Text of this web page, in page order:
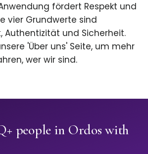
fördert Respekt und
vier Grundwerte sind
Authentizität und Sicherheit.
'Über uns' Seite, um mehr
wer wir sind.
people in Ordos with